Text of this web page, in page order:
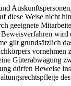
diese Weise nicht
geeignete
gilt grundsätzlich
Güterabwägung
dürfen Beweise